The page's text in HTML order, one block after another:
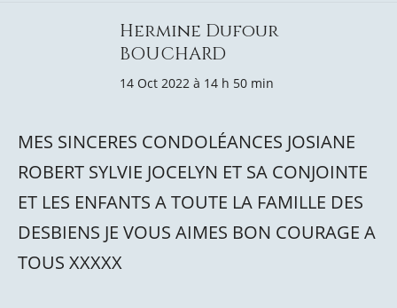
Hermine Dufour
BOUCHARD
14 Oct 2022 à 14 h 50 min
MES SINCERES CONDOLÉANCES JOSIANE
ROBERT SYLVIE JOCELYN ET SA CONJOINTE
ET LES ENFANTS A TOUTE LA FAMILLE DES
DESBIENS JE VOUS AIMES BON COURAGE A
TOUS XXXXX